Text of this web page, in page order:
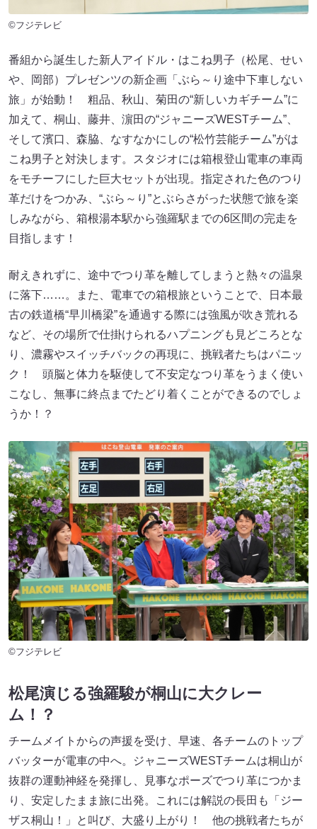
©フジテレビ
番組から誕生した新人アイドル・はこね男子（松尾、せい
や、岡部）プレゼンツの新企画「ぶら～り途中下車しない
旅」が始動！ 粗品、秋山、菊田の“新しいカギチーム”に
加えて、桐山、藤井、濵田の“ジャニーズWESTチーム”、
そして濱口、森脇、なすなかにしの“松竹芸能チーム”がは
こね男子と対決します。スタジオには箱根登山電車の車両
をモチーフにした巨大セットが出現。指定された色のつり
革だけをつかみ、“ぶら～り”とぶらさがった状態で旅を楽
しみながら、箱根湯本駅から強羅駅までの6区間の完走を
目指します！
耐えきれずに、途中でつり革を離してしまうと熱々の温泉
に落下……。また、電車での箱根旅ということで、日本最
古の鉄道橋“早川橋梁”を通過する際には強風が吹き荒れる
など、その場所で仕掛けられるハプニングも見どころとな
り、濃霧やスイッチバックの再現に、挑戦者たちはパニッ
ク！ 頭脳と体力を駆使して不安定なつり革をうまく使い
こなし、無事に終点までたどり着くことができるのでしょ
うか！？
©フジテレビ
松尾演じる強羅駿が桐山に大クレー
ム！？
チームメイトからの声援を受け、早速、各チームのトップ
バッターが電車の中へ。ジャニーズWESTチームは桐山が
抜群の運動神経を発揮し、見事なポーズでつり革につかま
り、安定したまま旅に出発。これには解説の長田も「ジー
ザス桐山！」と叫び、大盛り上がり！ 他の挑戦者たちが